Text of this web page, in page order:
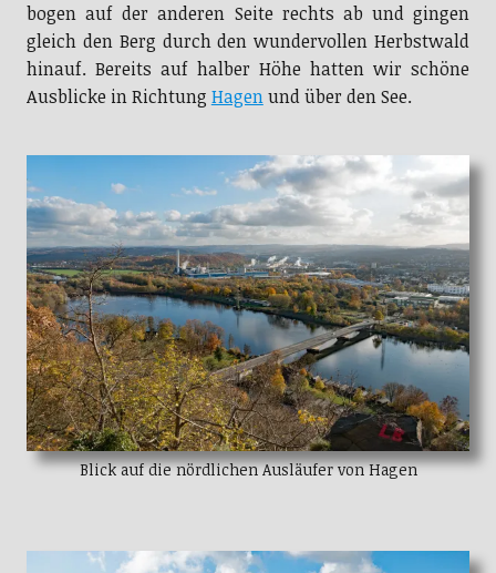
bogen auf der anderen Seite rechts ab und gingen
gleich den Berg durch den wundervollen Herbstwald
hinauf. Bereits auf halber Höhe hatten wir schöne
Ausblicke in Richtung Hagenund über den See.
Blick auf die nördlichen Ausläufer von Hagen